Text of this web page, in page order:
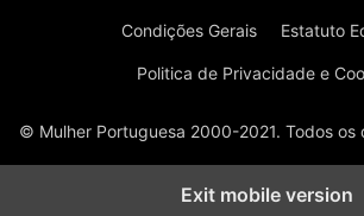
Condições Gerais Estatuto
Politica de Privacidade e
© Mulher Portuguesa 2000-2021. Todos os
Exit mobile version